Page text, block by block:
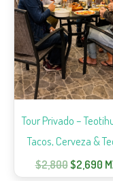
Tour Privado –
Tacos, Cerveza &
$2,800$2,690